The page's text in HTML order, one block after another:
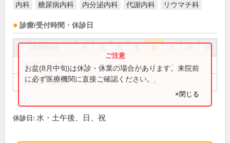
内科 糖尿病内科 内分泌内科 代謝内科 リウマチ科
診療/受付時間・休診日
祝
8:30～12:00 ● ● ● ● ●
14:30～18:00 ● ● ●
お盆(8月中旬)は休診・休業の場合があります。来院前
に必ず医療機関に直接ご確認ください。
×閉じる
休診日: 水・土午後、日、祝